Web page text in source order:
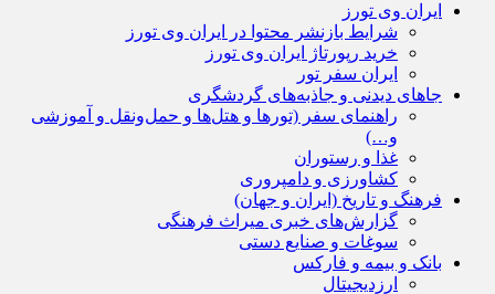
ایران وی تورز
شرایط بازنشر محتوا در ایران وی تورز
خرید رپورتاژ ایران وی تورز
ایران سفر تور
جاهای دیدنی و جاذبه‌های گردشگری
راهنمای سفر (تورها و هتل‌ها و حمل‌و‌نقل و آموزشی
و…)
غذا و رستوران
کشاورزی و دامپروری
فرهنگ و تاریخ (ایران و جهان)
گزارش‌های خبری میراث فرهنگی
سوغات و صنایع دستی
بانک و بیمه و فارکس
ارزدیجیتال